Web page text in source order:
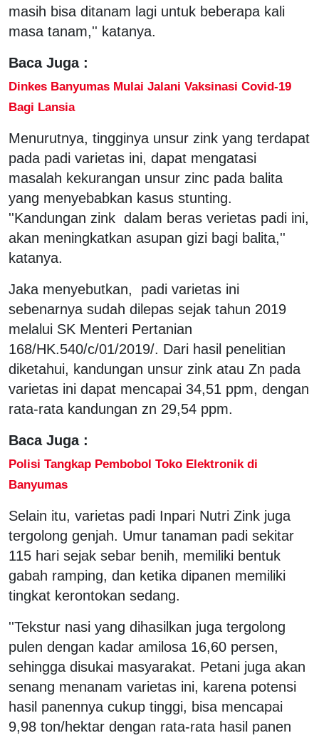
masih bisa ditanam lagi untuk beberapa kali
masa tanam,'' katanya.
Baca Juga :
Dinkes Banyumas Mulai Jalani Vaksinasi Covid-19
Bagi Lansia
Menurutnya, tingginya unsur zink yang terdapat
pada padi varietas ini, dapat mengatasi
masalah kekurangan unsur zinc pada balita
yang menyebabkan kasus stunting.
''Kandungan zink dalam beras verietas padi ini,
akan meningkatkan asupan gizi bagi balita,''
katanya.
Jaka menyebutkan, padi varietas ini
sebenarnya sudah dilepas sejak tahun 2019
melalui SK Menteri Pertanian
168/HK.540/c/01/2019/. Dari hasil penelitian
diketahui, kandungan unsur zink atau Zn pada
varietas ini dapat mencapai 34,51 ppm, dengan
rata-rata kandungan zn 29,54 ppm.
Baca Juga :
Polisi Tangkap Pembobol Toko Elektronik di
Banyumas
Selain itu, varietas padi Inpari Nutri Zink juga
tergolong genjah. Umur tanaman padi sekitar
115 hari sejak sebar benih, memiliki bentuk
gabah ramping, dan ketika dipanen memiliki
tingkat kerontokan sedang.
''Tekstur nasi yang dihasilkan juga tergolong
pulen dengan kadar amilosa 16,60 persen,
sehingga disukai masyarakat. Petani juga akan
senang menanam varietas ini, karena potensi
hasil panennya cukup tinggi, bisa mencapai
9,98 ton/hektar dengan rata-rata hasil panen